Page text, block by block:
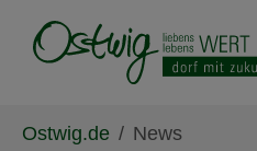
Ostwig.de News